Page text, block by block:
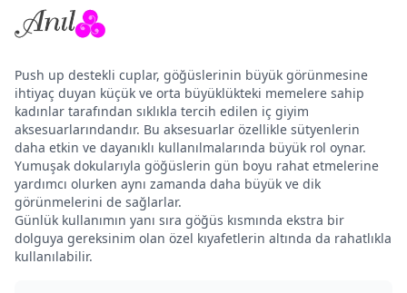
Push up destekli cuplar, göğüslerinin büyük görünmesine
ihtiyaç duyan küçük ve orta büyüklükteki memelere sahip
kadınlar tarafından sıklıkla tercih edilen iç giyim
aksesuarlarındandır. Bu aksesuarlar özellikle sütyenlerin
daha etkin ve dayanıklı kullanılmalarında büyük rol oynar.
Yumuşak dokularıyla göğüslerin gün boyu rahat etmelerine
yardımcı olurken aynı zamanda daha büyük ve dik
görünmelerini de sağlarlar.
Günlük kullanımın yanı sıra göğüs kısmında ekstra bir
dolguya gereksinim olan özel kıyafetlerin altında da rahatlıkla
kullanılabilir.